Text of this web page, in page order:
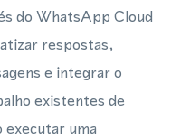
do WhatsApp Cloud
respostas,
e integrar o
existentes de
uma